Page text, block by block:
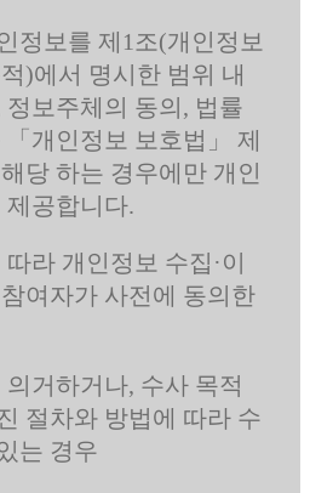
정보를 제1조(개인정보
)에서 명시한 범위 내
보주체의 동의, 법률
개인정보 보호법」 제
당 하는 경우에만 개인
제공합니다.
라 개인정보 수집·이
여자가 사전에 동의한
거하거나, 수사 목적
절차와 방법에 따라 수
는 경우